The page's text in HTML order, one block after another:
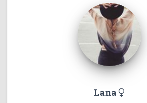
Lana